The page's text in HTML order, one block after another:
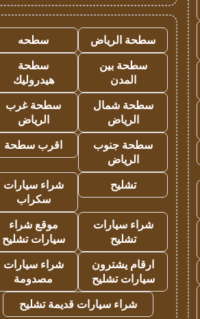
سطحة الرياض
سطحه
سطحة بين
المدن
سطحة
هيدروليك
سطحة شمال
الرياض
سطحة غرب
الرياض
سطحة جنوب
الرياض
اقرب سطحة
تشليح
شراء سيارات
سكراب
شراء سيارات
تشليح
موقع شراء
سيارات تشليح
ارقام يشترون
سيارات تشليح
شراء سيارات
مصدومة
شراء سيارات قديمة تشليح